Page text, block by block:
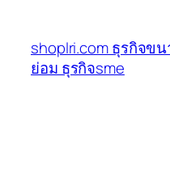
เนื้อหา
shoplri.com ธุรกิจข
ย่อม ธุรกิจsme